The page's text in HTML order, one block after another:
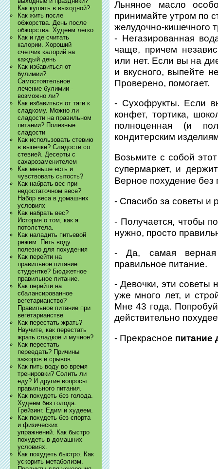
Как кушать в выходной?
Как жить после
обжорства. День после
обжорства. Худеем легко
Как и где считать
калории. Хороший
счетчик калорий на
каждый день
Как избавиться от
булимии?
Самостоятельное
лечение булимии -
возможно ли?
Как избавиться от тяги к
сладкому. Можно ли
сладости на правильном
питании? Полезные
сладости
Как использовать стевию
в выпечке? Сладости со
стевией. Десерты с
сахарозаменителем
Как меньше есть и
чувствовать сытость?
Как набрать вес при
недостаточном весе?
Набор веса в домашних
условиях
Как набрать вес?
История о том, как я
потолстела.
Как наладить питьевой
режим. Пить воду
полезно для похудения
Как перейти на
правильное питание
студентке? Бюджетное
правильное питание.
Как перейти на
сбалансированное
вегетарианство?
Правильное питание при
вегетарианстве
Как перестать жрать?
Научите, как перестать
жрать сладкое и мучное?
Как перестать
переедать? Причины
зажоров и срывов
Как пить воду во время
тренировки? Солить ли
еду? И другие вопросы
правильного питания.
Как похудеть без голода.
Худеем без голода.
Грейзинг. Едим и худеем.
Как похудеть без спорта
и физических
упражнений. Как быстро
похудеть в домашних
условиях.
Как похудеть быстро. Как
ускорить метаболизм.
Льняное масло
принимайте утром по
желудочно-кишечного
- Негазированная
чаще, причем
или нет. Если вы на
и вкусного, выпейте
Проверено, помогает.
- Сухофрукты. Если
конфет, тортика,
полноценная (и
кондитерским
Возьмите с собой
супермаркет, и
Верное похудение без
- Спасибо за советы и
- Получается, чтобы
нужно, просто
- Да, самая
правильное питание.
- Девочки, эти советы
уже много лет, и
Мне 43 года.
действительно
- Прекрасное питание